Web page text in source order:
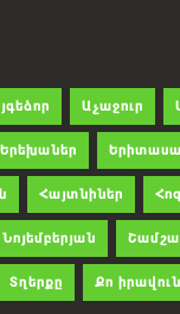
Աչաջուր
Երեխաներ
Հայտնիներ
Նոյեմբերյան
Տղերքը Քո